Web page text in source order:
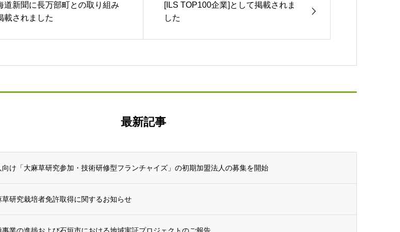
道新聞に長万部町との取り組み
載されました
[ILS TOP100企業]として掲載されま
した
最新記事
向け「大麻草研究参加・技術研修型フランチャイズ」の初期加盟法人の募集を開始
草研究栽培者免許取得に関するお知らせ